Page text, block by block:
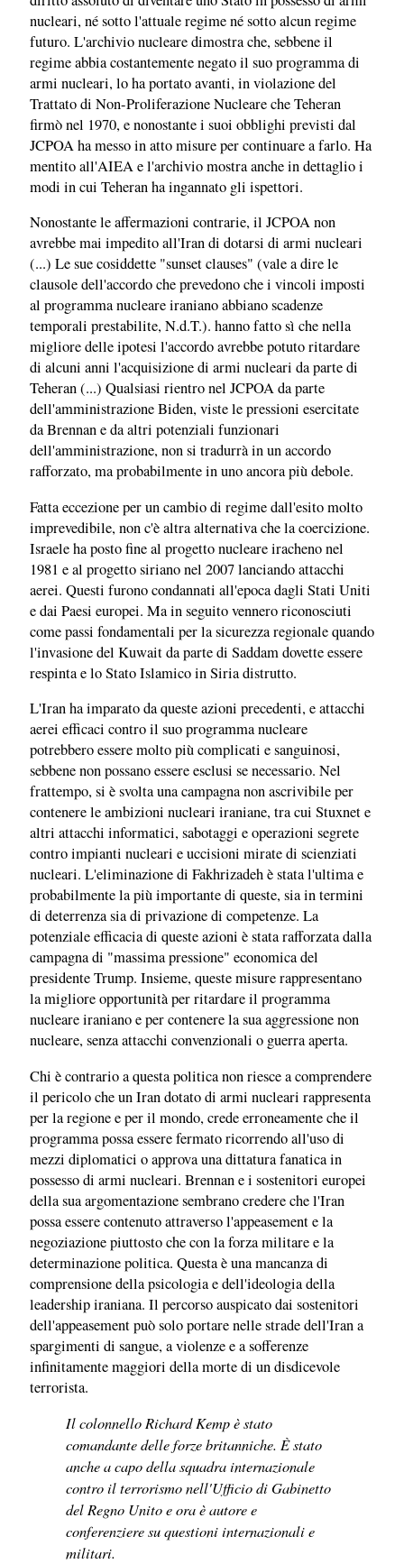
nucleari, né sotto l'attuale regime né sotto alcun regime
futuro. L'archivio nucleare dimostra che, sebbene il
regime abbia costantemente negato il suo programma di
armi nucleari, lo ha portato avanti, in violazione del
Trattato di Non-Proliferazione Nucleare che Teheran
firmò nel 1970, e nonostante i suoi obblighi previsti dal
JCPOA ha messo in atto misure per continuare a farlo. Ha
mentito all'AIEA e l'archivio mostra anche in dettaglio i
modi in cui Teheran ha ingannato gli ispettori.
Nonostante le affermazioni contrarie, il JCPOA non
avrebbe mai impedito all'Iran di dotarsi di armi nucleari
(...) Le sue cosiddette "sunset clauses" (vale a dire le
clausole dell'accordo che prevedono che i vincoli imposti
al programma nucleare iraniano abbiano scadenze
temporali prestabilite, N.d.T.). hanno fatto sì che nella
migliore delle ipotesi l'accordo avrebbe potuto ritardare
di alcuni anni l'acquisizione di armi nucleari da parte di
Teheran (...) Qualsiasi rientro nel JCPOA da parte
dell'amministrazione Biden, viste le pressioni esercitate
da Brennan e da altri potenziali funzionari
dell'amministrazione, non si tradurrà in un accordo
rafforzato, ma probabilmente in uno ancora più debole.
Fatta eccezione per un cambio di regime dall'esito molto
imprevedibile, non c'è altra alternativa che la coercizione.
Israele ha posto fine al progetto nucleare iracheno nel
1981 e al progetto siriano nel 2007 lanciando attacchi
aerei. Questi furono condannati all'epoca dagli Stati Uniti
e dai Paesi europei. Ma in seguito vennero riconosciuti
come passi fondamentali per la sicurezza regionale quando
l'invasione del Kuwait da parte di Saddam dovette essere
respinta e lo Stato Islamico in Siria distrutto.
L'Iran ha imparato da queste azioni precedenti, e attacchi
aerei efficaci contro il suo programma nucleare
potrebbero essere molto più complicati e sanguinosi,
sebbene non possano essere esclusi se necessario. Nel
frattempo, si è svolta una campagna non ascrivibile per
contenere le ambizioni nucleari iraniane, tra cui Stuxnet e
altri attacchi informatici, sabotaggi e operazioni segrete
contro impianti nucleari e uccisioni mirate di scienziati
nucleari. L'eliminazione di Fakhrizadeh è stata l'ultima e
probabilmente la più importante di queste, sia in termini
di deterrenza sia di privazione di competenze. La
potenziale efficacia di queste azioni è stata rafforzata dalla
campagna di "massima pressione" economica del
presidente Trump. Insieme, queste misure rappresentano
la migliore opportunità per ritardare il programma
nucleare iraniano e per contenere la sua aggressione non
nucleare, senza attacchi convenzionali o guerra aperta.
Chi è contrario a questa politica non riesce a comprendere
il pericolo che un Iran dotato di armi nucleari rappresenta
per la regione e per il mondo, crede erroneamente che il
programma possa essere fermato ricorrendo all'uso di
mezzi diplomatici o approva una dittatura fanatica in
possesso di armi nucleari. Brennan e i sostenitori europei
della sua argomentazione sembrano credere che l'Iran
possa essere contenuto attraverso l'appeasement e la
negoziazione piuttosto che con la forza militare e la
determinazione politica. Questa è una mancanza di
comprensione della psicologia e dell'ideologia della
leadership iraniana. Il percorso auspicato dai sostenitori
dell'appeasement può solo portare nelle strade dell'Iran a
spargimenti di sangue, a violenze e a sofferenze
infinitamente maggiori della morte di un disdicevole
terrorista.
Il colonnello Richard Kemp è stato
comandante delle forze britanniche. È stato
anche a capo della squadra internazionale
contro il terrorismo nell'Ufficio di Gabinetto
del Regno Unito e ora è autore e
conferenziere su questioni internazionali e
militari.